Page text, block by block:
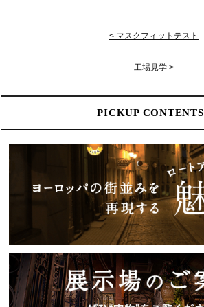
< マスクフィットテスト
工場見学 >
PICKUP CONTENTS